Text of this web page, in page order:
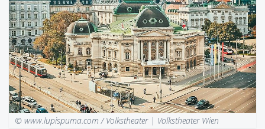
© www.lupispuma.com / Volkstheater | Volkstheater Wien